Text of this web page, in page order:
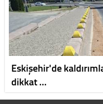
Eskişehir'de
dikkat …